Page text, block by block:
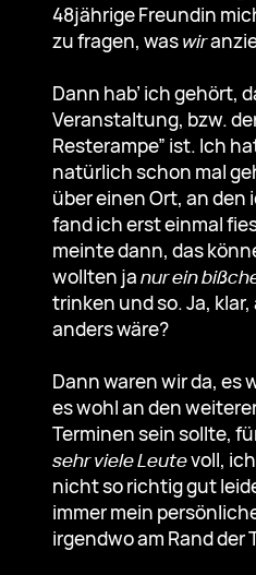
48jährige Freundin
zu fragen, waswir
Dann hab’ ich gehört,
Veranstaltung, bzw.
Resterampe” ist. Ich
natürlich schon mal
über einen Ort, an den
fand ich erst einmal
meinte dann, das
wollten janur ein
trinken und so. Ja,
anders wäre?
Dann waren wir da, es
es wohl an den
Terminen sein sollte,
sehr viele Leutevoll,
nicht so richtig gut
immer mein
irgendwo am Rand der